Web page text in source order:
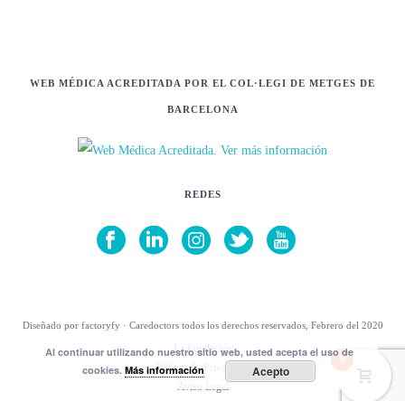
WEB MÉDICA ACREDITADA POR EL COL·LEGI DE METGES DE
BARCELONA
REDES
Diseñado por factoryfy · Caredoctors todos los derechos reservados, Febrero del 2020
La Fundación
Política de Privacidad
Aviso Legal
0
Al continuar utilizando nuestro sitio web, usted acepta el uso de
cookies.Más información Acepto